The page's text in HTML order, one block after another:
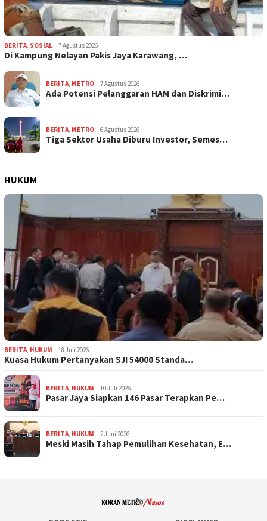
BERITA, SOSIAL 7 Agustus 2026
Di Kampung Nelayan Pakis Jaya Karawang, …
BERITA, METRO 7 Agustus 2026
Ada Potensi Pelanggaran HAM dan Diskrimi…
BERITA, METRO 6 Agustus 2026
Tiga Sektor Usaha Diburu Investor, Semes…
HUKUM
BERITA, HUKUM 18 Juli 2026
Kuasa Hukum Pertanyakan SJI 54000 Standa…
BERITA, HUKUM 10 Juli 2026
Pasar Jaya Siapkan 146 Pasar Terapkan Pe…
BERITA, HUKUM 2 Juni 2026
Meski Masih Tahap Pemulihan Kesehatan, E…